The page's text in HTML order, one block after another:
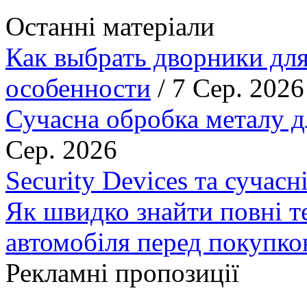
Останні матеріали
Как выбрать дворники
особенности / 7 Сер. 2026
Сучасна обробка металу
Сер. 2026
Security Devices та
Як швидко знайти повні
автомобіля перед
Рекламні пропозиції